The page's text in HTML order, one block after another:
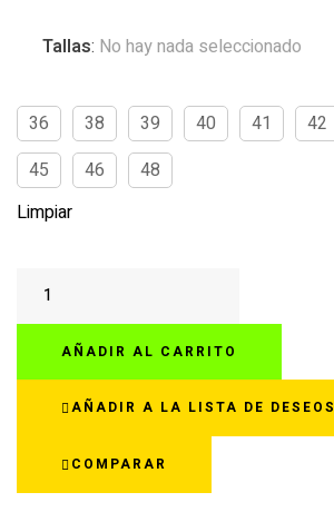
Tallas: No hay nada seleccionado
36 38 39 40 41 42
45
46
48
Limpiar
BOTAS
ZEXNO
SWIFT
cantidad
AÑADIR AL CARRITO
AÑADIR A LA LISTA DE DESEOS
COMPARAR